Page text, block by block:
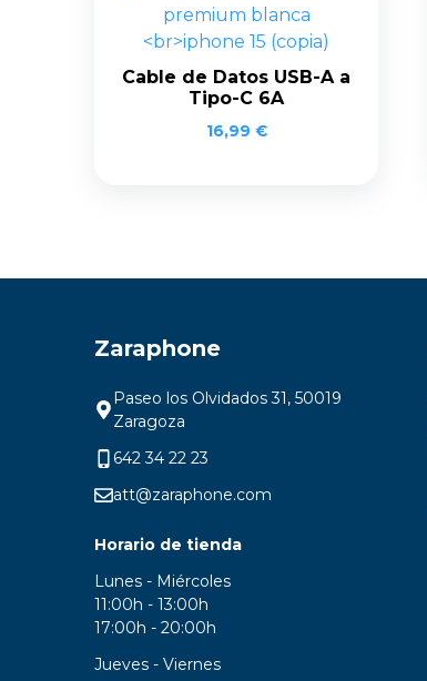
Cable de Datos USB-A a
Tipo-C 6A
16,99 €
Zaraphone
Paseo los Olvidados 31, 50019
Zaragoza
642 34 22 23
att@zaraphone.com
Horario de tienda
Lunes - Miércoles
11:00h - 13:00h
17:00h - 20:00h
Jueves - Viernes